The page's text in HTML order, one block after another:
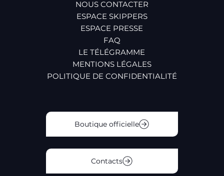
NOUS CONTACTER
ESPACE SKIPPERS
ESPACE PRESSE
FAQ
LE TÉLÉGRAMME
MENTIONS LÉGALES
POLITIQUE DE CONFIDENTIALITÉ
Boutique officielle
Contacts